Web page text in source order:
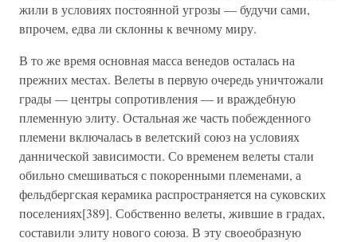
жили в условиях постоянной угрозы — будучи сами,
впрочем, едва ли склонны к вечному миру.
В то же время основная масса венедов осталась на
прежних местах. Велеты в первую очередь уничтожали
грады — центры сопротивления — и враждебную
племенную элиту. Остальная же часть побежденного
племени включалась в велетский союз на условиях
даннической зависимости. Со временем велеты стали
обильно смешиваться с покоренными племенами, а
фельдбергская керамика распространяется на суковских
поселениях[389]. Собственно велеты, жившие в градах,
составили элиту нового союза. В эту своеобразную